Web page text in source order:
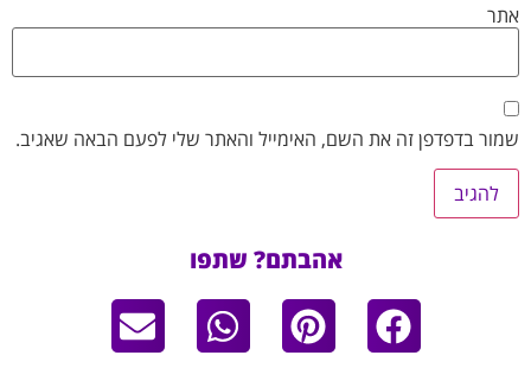
אתר
שמור בדפדפן זה את השם, האימייל והאתר שלי לפעם הבאה שאגיב.
אהבתם? שתפו